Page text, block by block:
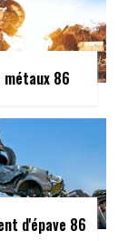
86
d'épave 86